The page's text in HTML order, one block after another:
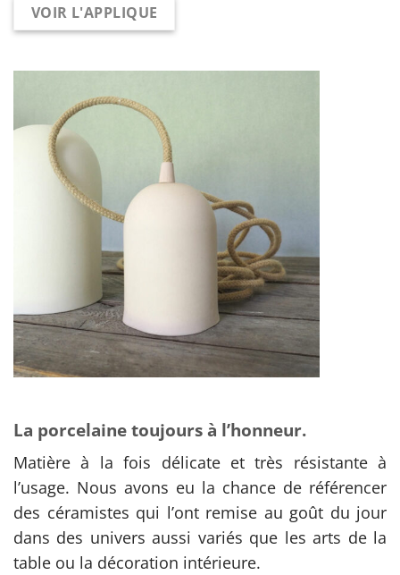
VOIR L'APPLIQUE
La porcelaine toujours à l’honneur.
Matière à la fois délicate et très résistante à
l’usage. Nous avons eu la chance de référencer
des céramistes qui l’ont remise au goût du jour
dans des univers aussi variés que les arts de la
table ou la décoration intérieure.